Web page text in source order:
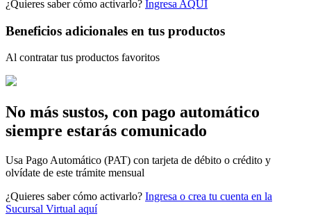
¿Quieres saber cómo activarlo? Ingresa AQUÍ
Beneficios adicionales en tus productos
Al contratar tus productos favoritos
No más sustos, con pago automático
siempre estarás comunicado
Usa Pago Automático (PAT) con tarjeta de débito o crédito y
olvídate de este trámite mensual
¿Quieres saber cómo activarlo? Ingresa o crea tu cuenta en la
Sucursal Virtual aquí